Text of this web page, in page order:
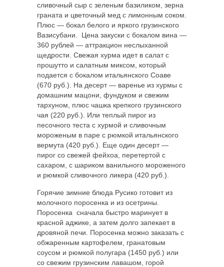
сливочный сыр с зеленым базиликом, зерна
граната и цветочный мед с лимонным соком.
Плюс — бокал белого и яркого грузинского
Вазисубани. Цена закуски с бокалом вина —
360 рублей — аттракцион неслыханной
щедрости. Свежая хурма идет в салат с
прошутто и салатным миксом, который
подается с бокалом итальянского Соаве
(670 руб.). На десерт — варенье из хурмы с
домашним мацони, фундуком и свежим
тархуном, плюс чашка крепкого грузинского
чая (220 руб.). Или теплый пирог из
песочного теста с хурмой и сливочным
мороженым в паре с рюмкой итальянского
вермута (420 руб.). Еще один десерт —
пирог со свежей фейхоа, перетертой с
сахаром, с шариком ванильного мороженого
и рюмкой сливочного ликера (420 руб.).
Горячие зимние блюда Русико готовит из
молочного поросенка и из осетрины.
Поросенка сначала быстро маринует в
красной аджике, а затем долго запекает в
дровяной печи. Поросенка можно заказать с
обжаренным картофелем, гранатовым
соусом и рюмкой полугара (1450 руб.) или
со свежим грузинским лавашом, горой